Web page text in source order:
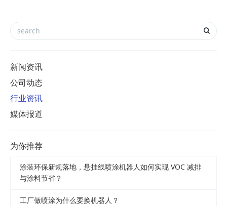
新闻资讯
公司动态
行业资讯
媒体报道
为你推荐
涂装环保新规落地，悬挂线喷涂机器人如何实现 VOC 减排
与涂料节省？
工厂做喷涂为什么要换机器人？